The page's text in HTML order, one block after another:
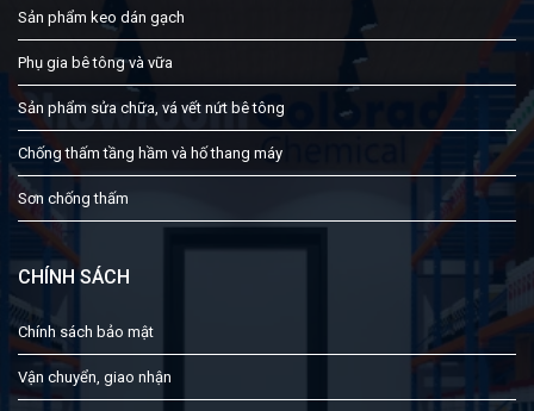
Sản phẩm keo dán gạch
Phụ gia bê tông và vữa
Sản phẩm sửa chữa, vá vết nứt bê tông
Chống thấm tầng hầm và hố thang máy
Sơn chống thấm
CHÍNH SÁCH
Chính sách bảo mật
Vận chuyển, giao nhận